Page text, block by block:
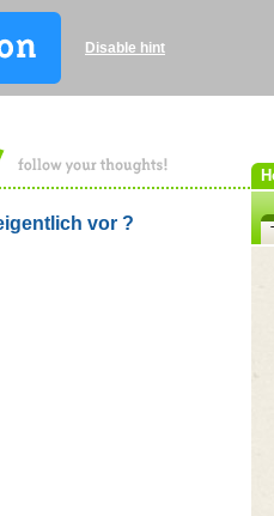
Disable hint
vor ?